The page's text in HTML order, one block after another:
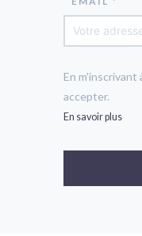
En
accepter.
En savoir plus